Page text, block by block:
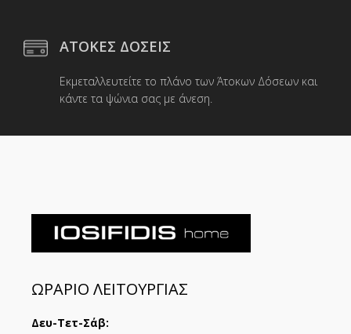
ΑΤΟΚΕΣ ΔΟΣΕΙΣ
Εκμεταλλευτείτε το πλάνο των Άτοκων Δόσεων και
κάντε τα ψώνια σας με άνεση.
ΩΡΑΡΙΟ ΛΕΙΤΟΥΡΓΙΑΣ
Δευ-Τετ-Σάβ: